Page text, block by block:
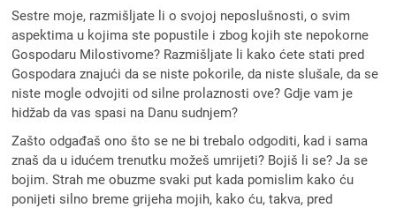
Sestre moje, razmišljate li o svojoj neposlušnosti, o svim
aspektima u kojima ste popustile i zbog kojih ste nepokorne
Gospodaru Milostivome? Razmišljate li kako ćete stati pred
Gospodara znajući da se niste pokorile, da niste slušale, da se
niste mogle odvojiti od silne prolaznosti ove? Gdje vam je
hidžab da vas spasi na Danu sudnjem?
Zašto odgađaš ono što se ne bi trebalo odgoditi, kad i sama
znaš da u idućem trenutku možeš umrijeti? Bojiš li se? Ja se
bojim. Strah me obuzme svaki put kada pomislim kako ću
ponijeti silno breme grijeha mojih, kako ću, takva, pred